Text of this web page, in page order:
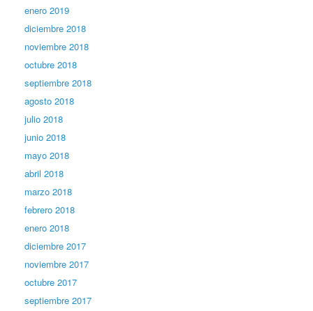
enero 2019
diciembre 2018
noviembre 2018
octubre 2018
septiembre 2018
agosto 2018
julio 2018
junio 2018
mayo 2018
abril 2018
marzo 2018
febrero 2018
enero 2018
diciembre 2017
noviembre 2017
octubre 2017
septiembre 2017